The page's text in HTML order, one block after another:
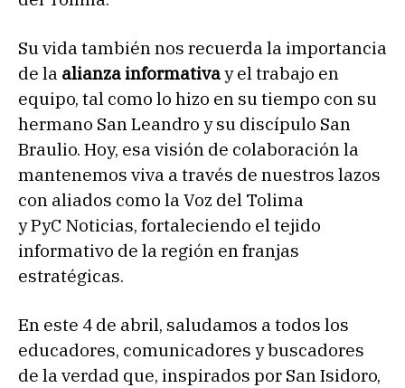
Su vida también nos recuerda la importancia
de la alianza informativay el trabajo en
equipo, tal como lo hizo en su tiempo con su
hermano San Leandro y su discípulo San
Braulio. Hoy, esa visión de colaboración la
mantenemos viva a través de nuestros lazos
con aliados como la Voz del Tolima
y PyC Noticias, fortaleciendo el tejido
informativo de la región en franjas
estratégicas.
En este 4 de abril, saludamos a todos los
educadores, comunicadores y buscadores
de la verdad que, inspirados por San Isidoro,